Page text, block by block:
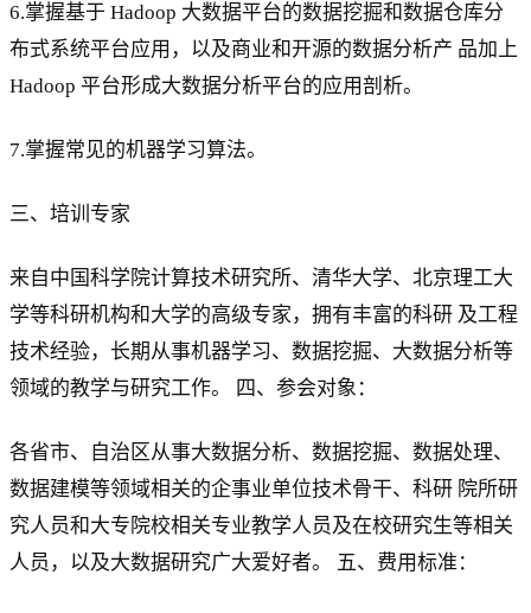
6.掌握基于 Hadoop 大数据平台的数据挖掘和数据仓库分
布式系统平台应用，以及商业和开源的数据分析产 品加上
Hadoop 平台形成大数据分析平台的应用剖析。
7.掌握常见的机器学习算法。
三、培训专家
来自中国科学院计算技术研究所、清华大学、北京理工大
学等科研机构和大学的高级专家，拥有丰富的科研 及工程
技术经验，长期从事机器学习、数据挖掘、大数据分析等
领域的教学与研究工作。 四、参会对象：
各省市、自治区从事大数据分析、数据挖掘、数据处理、
数据建模等领域相关的企事业单位技术骨干、科研 院所研
究人员和大专院校相关专业教学人员及在校研究生等相关
人员，以及大数据研究广大爱好者。 五、费用标准：